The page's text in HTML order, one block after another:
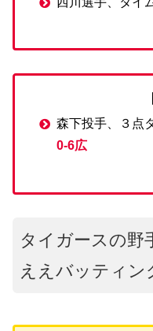
森下投手、３点
0-6広
タイガースの野
ええバッティ